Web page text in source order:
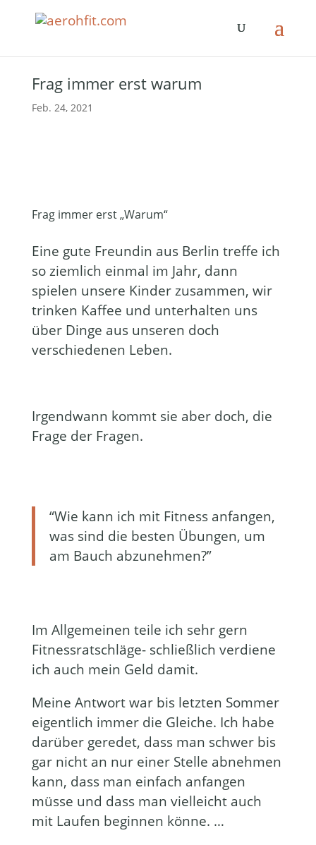
Frag immer erst warum
Feb. 24, 2021
Frag immer erst „Warum“
Eine gute Freundin aus Berlin treffe ich
so ziemlich einmal im Jahr, dann
spielen unsere Kinder zusammen, wir
trinken Kaffee und unterhalten uns
über Dinge aus unseren doch
verschiedenen Leben.
Irgendwann kommt sie aber doch, die
Frage der Fragen.
“Wie kann ich mit Fitness anfangen,
was sind die besten Übungen, um
am Bauch abzunehmen?”
Im Allgemeinen teile ich sehr gern
Fitnessratschläge- schließlich verdiene
ich auch mein Geld damit.
Meine Antwort war bis letzten Sommer
eigentlich immer die Gleiche. Ich habe
darüber geredet, dass man schwer bis
gar nicht an nur einer Stelle abnehmen
kann, dass man einfach anfangen
müsse und dass man vielleicht auch
mit Laufen beginnen könne. …